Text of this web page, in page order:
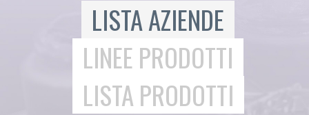
LISTA AZIENDE
LINEE PRODOTTI
LISTA PRODOTTI